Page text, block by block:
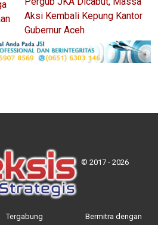
Aksi Kembali Kepung Kantor
Gubernur Aceh
© 2017 - 2026
Tergabung Bermitra dengan